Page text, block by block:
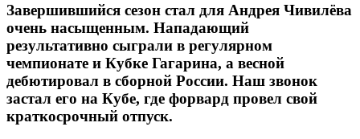
Завершившийся сезон стал для Андрея Чивилёва
очень насыщенным. Нападающий
результативно сыграли в регулярном
чемпионате и Кубке Гагарина, а весной
дебютировал в сборной России. Наш звонок
застал его на Кубе, где форвард провел свой
краткосрочный отпуск.